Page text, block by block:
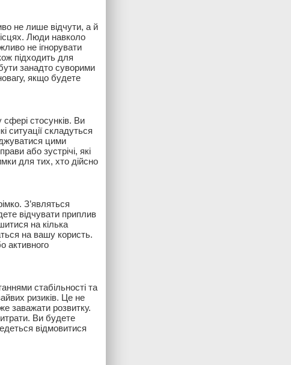
не лише відчути, а й
Люди навколо
не ігнорувати
підходить для
занадто суворими
якщо будете
стосунків. Ви
ситуації складуться
цими
або зустрічі, які
для тих, хто дійсно
З’являться
відчувати приплив
на кілька
на вашу користь.
активного
стабільності та
ризиків. Це не
заважати розвитку.
Ви будете
відмовитися